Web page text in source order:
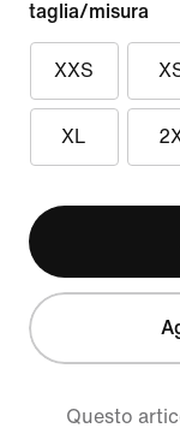
taglia/misura
XXS
XL
Questo